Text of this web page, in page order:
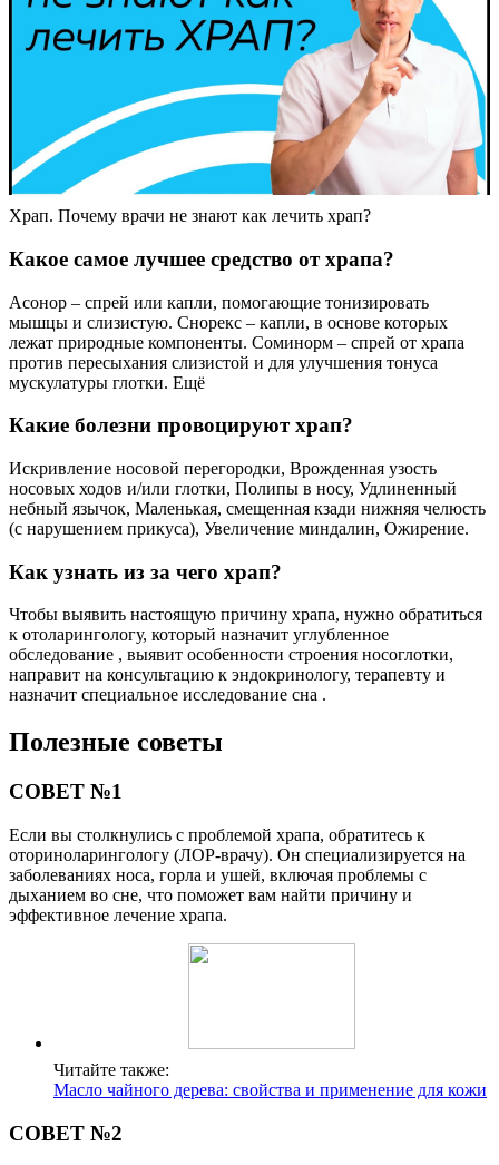
Храп. Почему врачи не знают как лечить храп?
Какое самое лучшее средство от храпа?
Асонор – спрей или капли, помогающие тонизировать
мышцы и слизистую. Снорекс – капли, в основе которых
лежат природные компоненты. Соминорм – спрей от храпа
против пересыхания слизистой и для улучшения тонуса
мускулатуры глотки. Ещё
Какие болезни провоцируют храп?
Искривление носовой перегородки, Врожденная узость
носовых ходов и/или глотки, Полипы в носу, Удлиненный
небный язычок, Маленькая, смещенная кзади нижняя челюсть
(с нарушением прикуса), Увеличение миндалин, Ожирение.
Как узнать из за чего храп?
Чтобы выявить настоящую причину храпа, нужно обратиться
к отоларингологу, который назначит углубленное
обследование , выявит особенности строения носоглотки,
направит на консультацию к эндокринологу, терапевту и
назначит специальное исследование сна .
Полезные советы
СОВЕТ №1
Если вы столкнулись с проблемой храпа, обратитесь к
оториноларингологу (ЛОР-врачу). Он специализируется на
заболеваниях носа, горла и ушей, включая проблемы с
дыханием во сне, что поможет вам найти причину и
эффективное лечение храпа.
Читайте также:
Масло чайного дерева: свойства и применение для кожи
СОВЕТ №2